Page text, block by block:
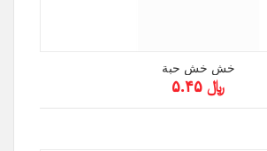
خش خش حبة
﷼ ۵.۴۵